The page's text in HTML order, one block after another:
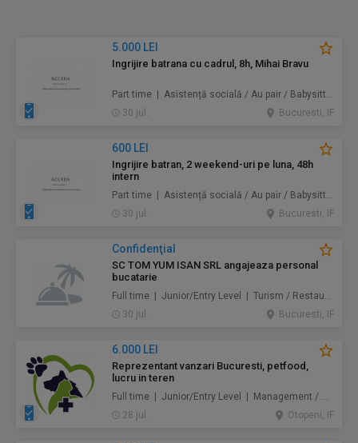
5.000 LEI
Ingrijire batrana cu cadrul, 8h, Mihai Bravu
Part time | Asistență socială / Au pair / Babysitter / Curăţenie / Prestări servicii
30 jul.
Bucuresti, IF
600 LEI
Ingrijire batran, 2 weekend-uri pe luna, 48h
intern
Part time | Asistență socială / Au pair / Babysitter / Curăţenie / Prestări servicii
30 jul.
Bucuresti, IF
Confidenţial
SC TOM YUM ISAN SRL angajeaza personal
bucatarie
Full time | Junior/Entry Level | Turism / Restaurante / Hoteluri
30 jul.
Bucuresti, IF
6.000 LEI
Reprezentant vanzari Bucuresti, petfood,
lucru in teren
Full time | Junior/Entry Level | Management / Vânzări
28 jul.
Otopeni, IF